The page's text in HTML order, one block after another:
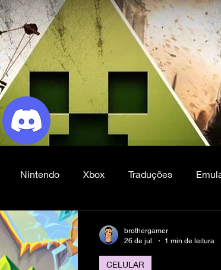
Nintendo Xbox Traduções
CELULAR
brothergamer
26 de jul.
1 min de leitura